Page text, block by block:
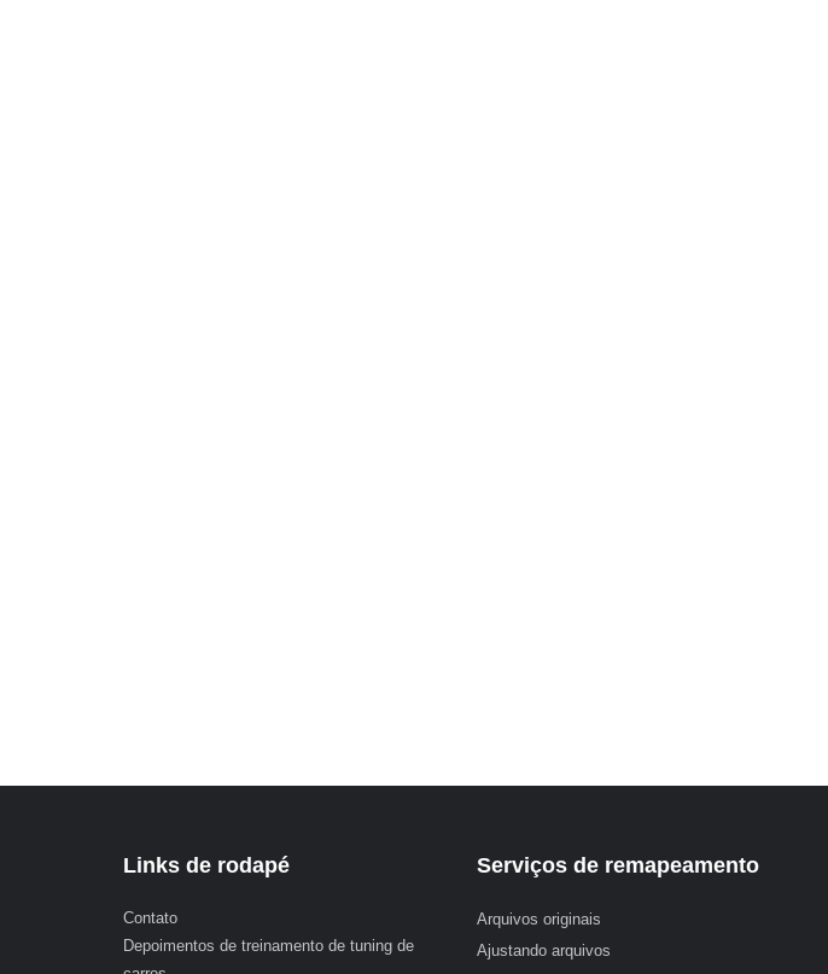
Links de rodapé
Contato
Depoimentos de treinamento de tuning de
Serviços de remapeamento
Arquivos originais
Ajustando arquivos